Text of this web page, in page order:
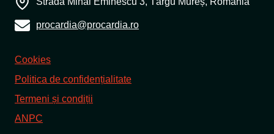
procardia@procardia.ro
Cookies
Politica de confidențialitate
Termeni și condiții
ANPC